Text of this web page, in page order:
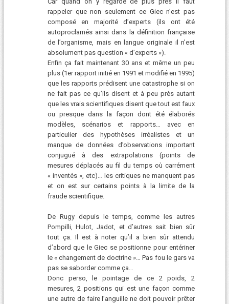
rappeler que non seulement ce Giec n’est pas
composé en majorité d’experts (ils ont été
autoproclamés ainsi dans la définition française
de l’organisme, mais en langue originale il n’est
absolument pas question « d’experts »).
Enfin ça fait maintenant 30 ans et même un peu
plus (1er rapport initié en 1991 et modifié en 1995)
que les rapports prédisent une catastrophe si on
ne fait pas ce qu’ils disent et à peu près autant
que les vrais scientifiques disent que tout est faux
ou presque dans la façon dont été élaborés
modèles, scénarios et rapports… avec en
particulier des hypothèses irréalistes et un
manque de données d’observations important
conjugué à des extrapolations (points de
mesures déplacés au fil du temps où carrément
« inventés », etc)… les critiques ne manquent pas
et on est sur certains points à la limite de la
fraude scientifique.
De Rugy depuis le temps, comme les autres
Pompilli, Hulot, Jadot, et d’autres sait bien sûr
tout ça. Il est à noter qu’il a bien sûr attendu
d’abord que le Giec se positionne pour entériner
le « changement de doctrine »… Pas fou le gars va
pas se saborder comme ça…
Donc perso, le pointage de ce 2 poids, 2
mesures, 2 positions qui est une façon comme
une autre de faire l’anguille ne doit pouvoir prêter